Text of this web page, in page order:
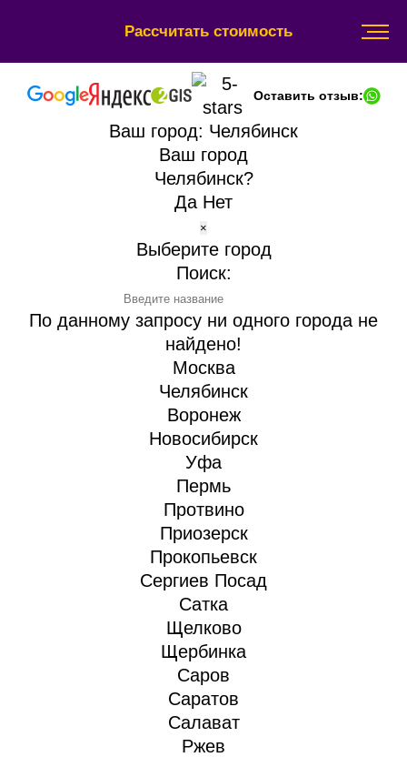
Рассчитать стоимость
Оставить отзыв:
Ваш город: Челябинск
Ваш город
Челябинск?
Да Нет
×
Выберите город
Поиск:
По данному запросу ни одного города не
найдено!
Москва
Челябинск
Воронеж
Новосибирск
Уфа
Пермь
Протвино
Приозерск
Прокопьевск
Сергиев Посад
Сатка
Щелково
Щербинка
Саров
Саратов
Салават
Ржев